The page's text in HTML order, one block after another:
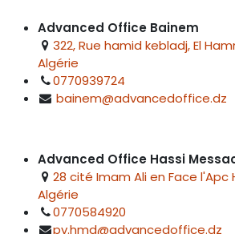
Advanced Office Bainem
322, Rue hamid kebladj, El
Algérie
0770939724
bainem@advancedoffice.dz
Advanced Office Hassi
28 cité Imam Ali en Face l'Apc
Algérie
0770584920
pv.hmd@advancedoffice.dz